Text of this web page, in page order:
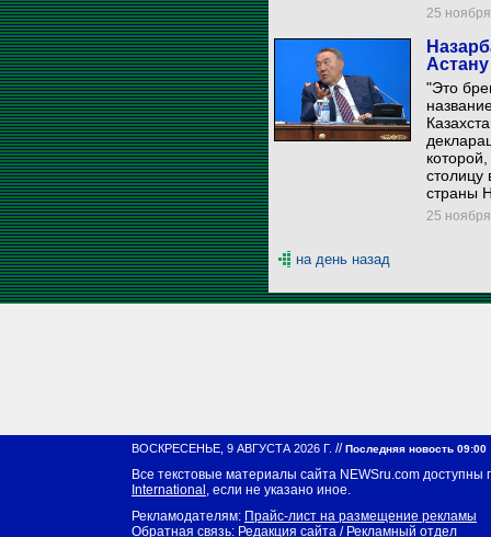
25
"Это
столицу
страны
25
на день назад
ВОСКРЕСЕНЬЕ, 9 АВГУСТА 2026 Г. //Последняя новость 09:00
Все текстовые материалы сайта NEWSru.com доступны
International , если не указано иное.
Рекламодателям: Прайс-лист на размещение рекламы
Обратная связь: Редакция сайта / Рекламный отдел